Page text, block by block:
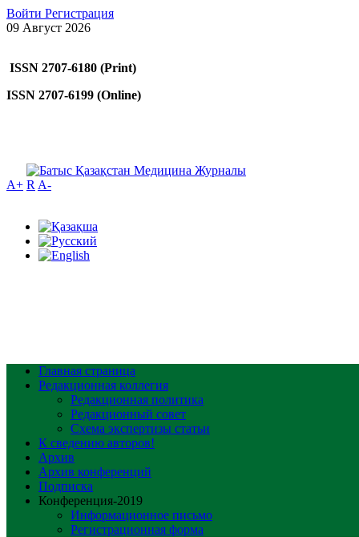
Войти Регистрация
09 Август 2026
ISSN 2707-6180 (Print)
ISSN 2707-6199 (Online)
A+ R A-
Главная страница
Редакционная коллегия
Редакционная политика
Редакционный совет
Схема экспертизы статьи
К сведению авторов!
Архив
Архив конференций
Подписка
Конференция-2019
Информационное письмо
Регистрационная форма